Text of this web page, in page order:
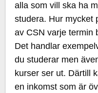
alla som vill ska ha
studera. Hur mycket
av CSN varje termin
Det handlar
du studerar men
kurser ser ut. Därtill
en inkomst som är